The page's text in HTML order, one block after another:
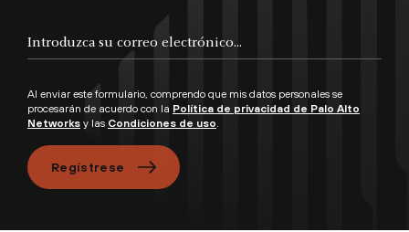
Al enviar este formulario, comprendo que mis datos personales se
procesarán de acuerdo con la Política de privacidad de Palo Alto
Networks y las Condiciones de uso.
Regístrese